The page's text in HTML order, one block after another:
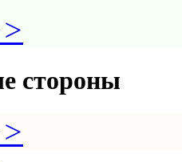
стороны